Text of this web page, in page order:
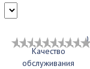
1 2 3 4 5 6 7 8 9 10
Качество
обслуживания